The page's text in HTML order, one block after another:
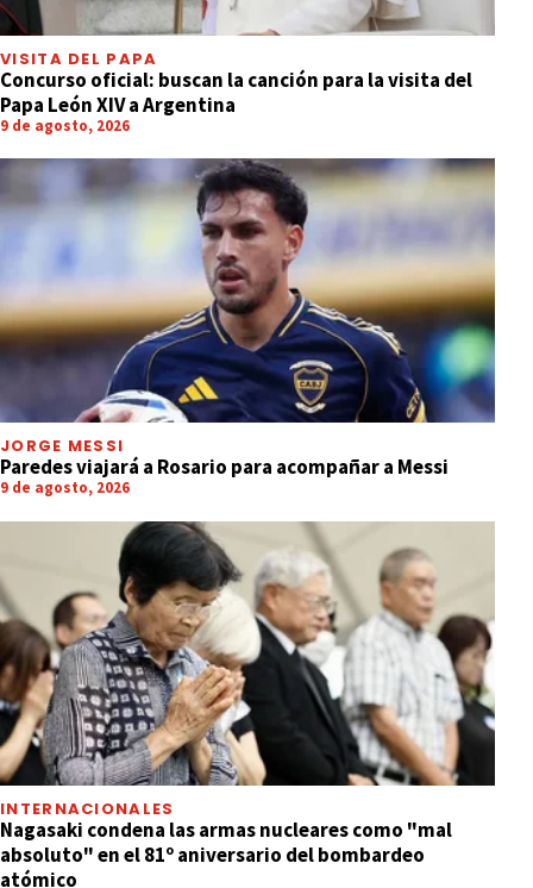
VISITA DEL PAPA
Concurso oficial: buscan la canción para la visita del
Papa León XIV a Argentina
9 de agosto, 2026
JORGE MESSI
Paredes viajará a Rosario para acompañar a Messi
9 de agosto, 2026
INTERNACIONALES
Nagasaki condena las armas nucleares como "mal
absoluto" en el 81º aniversario del bombardeo
atómico